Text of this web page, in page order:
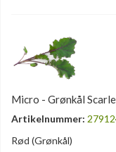
Micro - Grønkål
Artikelnummer:
Rød (Grønkål)